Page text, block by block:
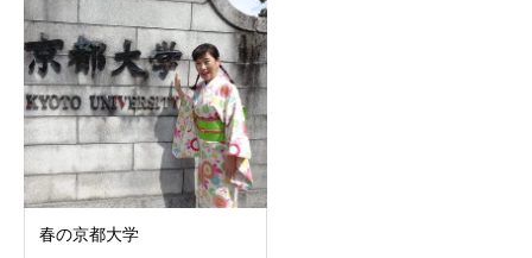
春の京都大学